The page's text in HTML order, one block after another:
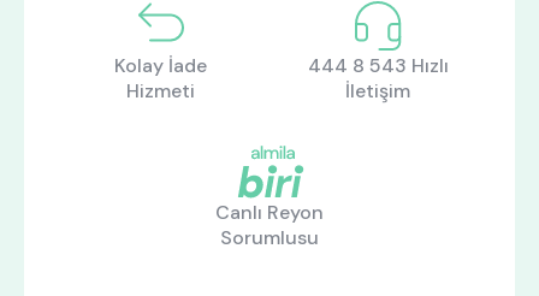
ne aramıştınız?
Kolay İade
Hizmeti
444 8 543 Hızlı
İletişim
Canlı Reyon
Sorumlusu